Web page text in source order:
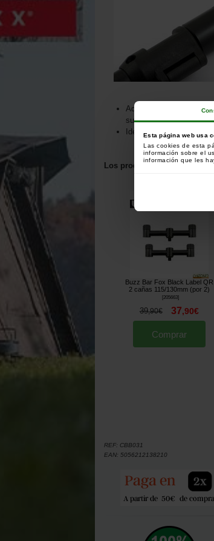
Esta página web usa
Las cookies de esta
información sobre el
información que les
Adaptador de ángulo
superior y una rosca de
Ideal para dar un
Los productos relacionados
Los
Buzz Bar Fox Black Label QR
2 cañas 115/130mm (por 2)
205663]
39,90€ 37,90€
Comprar
REF: CBB031
EAN: 5056212138210